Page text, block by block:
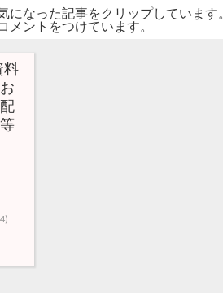
になった記事をクリップしていま
メントをつけています。
料